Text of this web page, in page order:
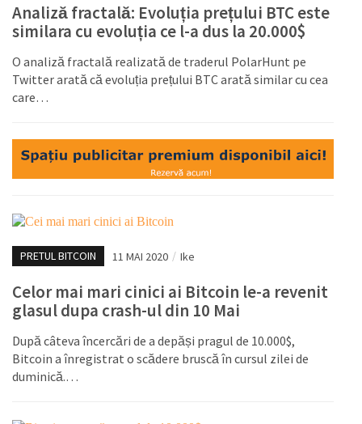
Analiză fractală: Evoluția prețului BTC este
similara cu evoluția ce l-a dus la 20.000$
O analiză fractală realizată de traderul PolarHunt pe
Twitter arată că evoluția prețului BTC arată similar cu cea
care…
PRETUL BITCOIN 11 MAI 2020 / Ike
Celor mai mari cinici ai Bitcoin le-a revenit
glasul dupa crash-ul din 10 Mai
După câteva încercări de a depăși pragul de 10.000$,
Bitcoin a înregistrat o scădere bruscă în cursul zilei de
duminică.…